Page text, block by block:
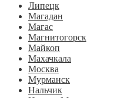
Липецк
Магадан
Магас
Магнитогорск
Майкоп
Махачкала
Москва
Мурманск
Нальчик